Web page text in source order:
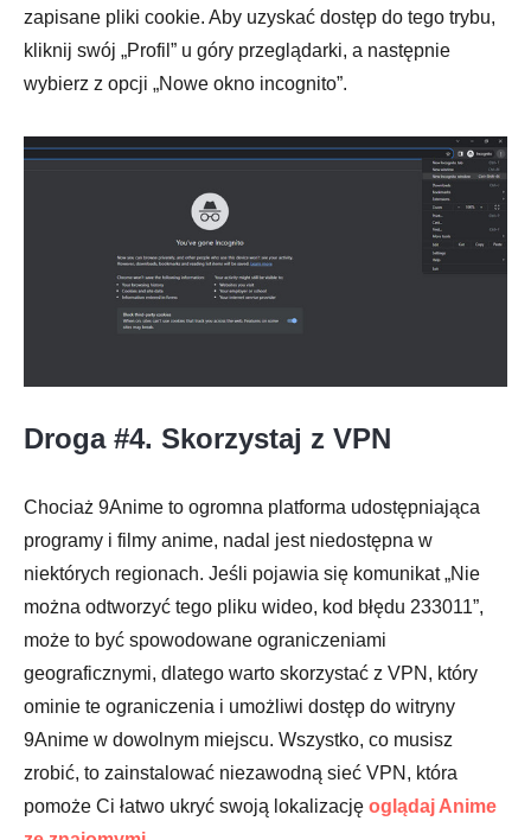
zapisane pliki cookie. Aby uzyskać dostęp do tego trybu,
kliknij swój „Profil” u góry przeglądarki, a następnie
wybierz z opcji „Nowe okno incognito”.
Droga #4. Skorzystaj z VPN
Chociaż 9Anime to ogromna platforma udostępniająca
programy i filmy anime, nadal jest niedostępna w
niektórych regionach. Jeśli pojawia się komunikat „Nie
można odtworzyć tego pliku wideo, kod błędu 233011”,
może to być spowodowane ograniczeniami
geograficznymi, dlatego warto skorzystać z VPN, który
ominie te ograniczenia i umożliwi dostęp do witryny
9Anime w dowolnym miejscu. Wszystko, co musisz
zrobić, to zainstalować niezawodną sieć VPN, która
pomoże Ci łatwo ukryć swoją lokalizację oglądaj Anime